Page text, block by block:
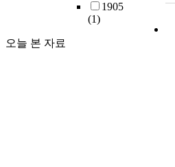
1905
(1)
오늘 본 자료